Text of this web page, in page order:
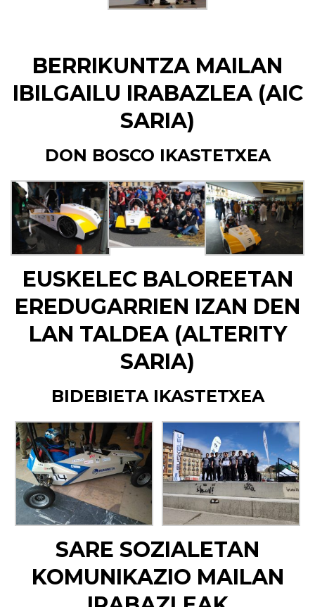
BERRIKUNTZA MAILAN
IBILGAILU IRABAZLEA (AIC
SARIA)
DON BOSCO IKASTETXEA
EUSKELEC BALOREETAN
EREDUGARRIEN IZAN DEN
LAN TALDEA (ALTERITY
SARIA)
BIDEBIETA IKASTETXEA
SARE SOZIALETAN
KOMUNIKAZIO MAILAN